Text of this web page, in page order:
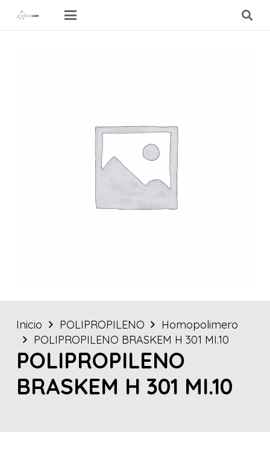
Inicio POLIPROPILENO
Homopolimero
POLIPROPILENO BRASKEM H 301 MI.10
POLIPROPILENO
BRASKEM H 301 MI.10